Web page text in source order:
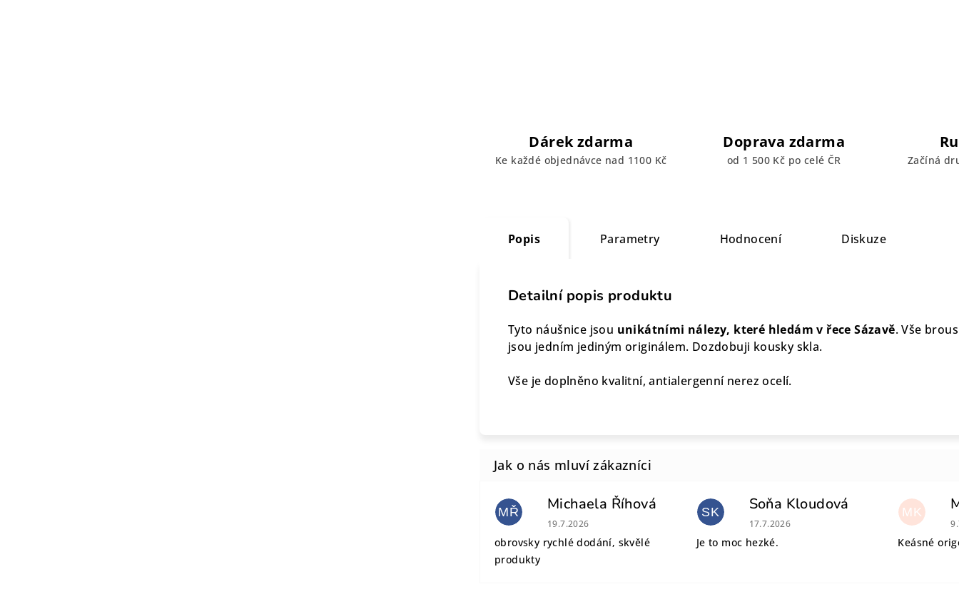
Dárek zdarma
Ke každé objednávce nad 1100 Kč
Doprava zdarma
od 1 500 Kč po celé ČR Začíná
Popis Parametry Hodnocení Diskuze
Detailní popis produktu
Tyto náušnice jsou unikátními nálezy, které hledám v řece Sázavě. Vše
jsou jedním jediným originálem. Dozdobuji kousky skla.
Vše je doplněno kvalitní, antialergenní nerez ocelí.
MŘ Michaela Říhová
Hodnocení obchodu je 5 z 5 hvězdiček.
19.7.2026
obrovsky rychlé dodání, skvělé
produkty
SK Soňa Kloudová
Hodnocení obchodu je 5 z 5 hvězdiček.
17.7.2026
Je to moc hezké.
MK
Keásné